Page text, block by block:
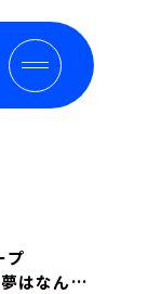
プ
はなんで